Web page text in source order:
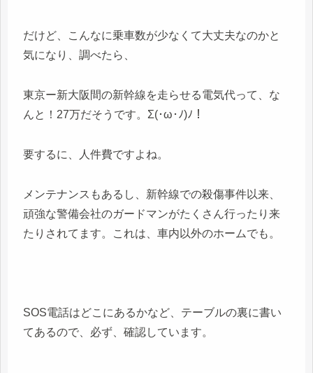
だけど、こんなに乗車数が少なくて大丈夫なのかと
気になり、調べたら、
東京ー新大阪間の新幹線を走らせる電気代って、な
んと！27万だそうです。Σ(･ω･ﾉ)ﾉ！
要するに、人件費ですよね。
メンテナンスもあるし、新幹線での殺傷事件以来、
頑強な警備会社のガードマンがたくさん行ったり来
たりされてます。これは、車内以外のホームでも。
SOS電話はどこにあるかなど、テーブルの裏に書い
てあるので、必ず、確認しています。